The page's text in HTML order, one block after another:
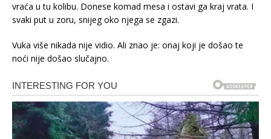
vraća u tu kolibu. Donese komad mesa i ostavi ga kraj vrata. I
svaki put u zoru, snijeg oko njega se zgazi.
Vuka više nikada nije vidio. Ali znao je: onaj koji je došao te
noći nije došao slučajno.